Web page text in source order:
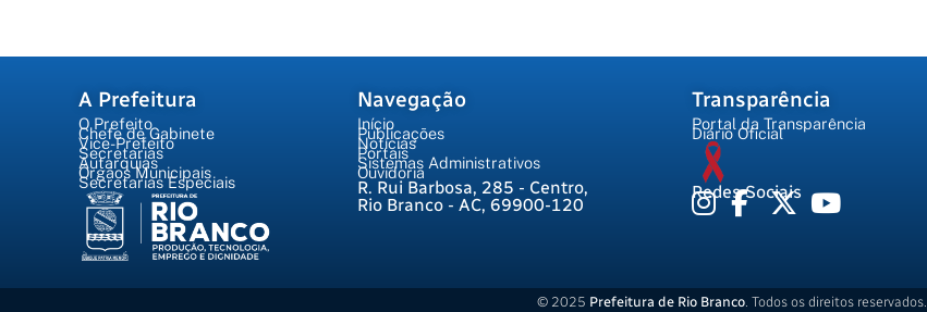
A Prefeitura
O Prefeito
Chefe de Gabinete
Vice-Prefeito
Secretarias
Autarquias
Órgãos Municipais
Secretarias Especiais
Navegação
Início
Publicações
Notícias
Portais
Sistemas Administrativos
Ouvidoria
R. Rui Barbosa, 285 - Centro,
Rio Branco - AC, 69900-120
Transparência
Portal da Transparência
Diário Oficial
Redes Sociais
© 2025 Prefeitura de Rio Branco. Todos os direitos reservados.